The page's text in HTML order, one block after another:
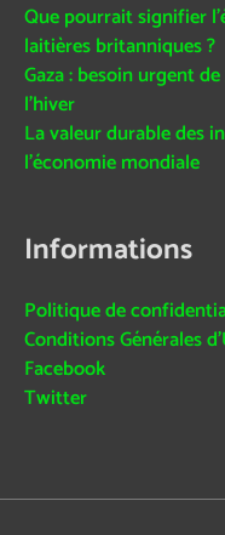
Que pourrait signifier
laitières britanniques ?
Gaza : besoin urgent
l’hiver
La valeur durable des
l’économie mondiale
Informations
Politique de
Conditions Générales
Facebook
Twitter